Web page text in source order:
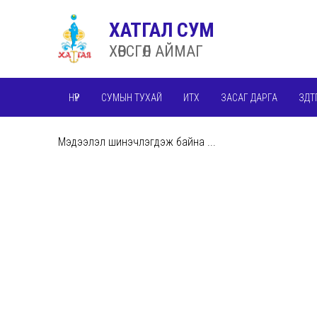
ХАТГАЛ СУМ
ХӨВСГӨЛ АЙМАГ
НҮҮР СУМЫН ТУХАЙ ИТХ ЗАСАГ ДАРГА
Мэдээлэл шинэчлэгдэж байна ...